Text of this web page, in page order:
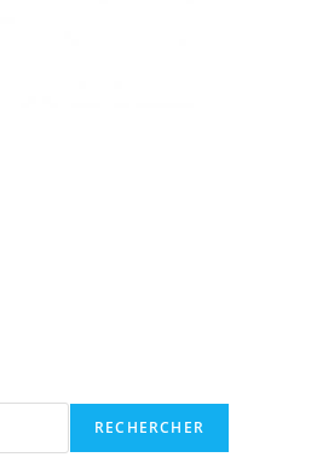
RECHERCHER